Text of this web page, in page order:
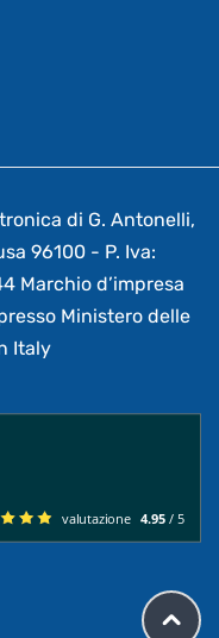
di G. Antonelli,
96100 - P. Iva:
Marchio d’impresa
Ministero delle
Italy
valutazione 4.95 / 5